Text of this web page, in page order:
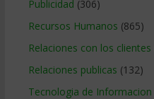
Publicidad (306)
Recursos Humanos (865)
Relaciones con los clientes
Relaciones publicas (132)
Tecnologia de Informacion